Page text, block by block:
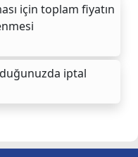
için toplam fiyatın
iptal